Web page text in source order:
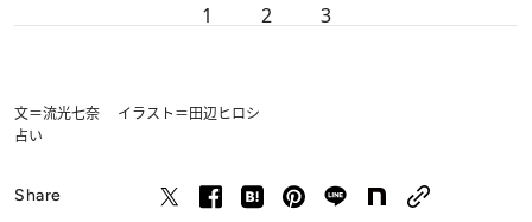
1 2 3
文＝流光七奈 イラスト＝田辺ヒロシ
占い
Share